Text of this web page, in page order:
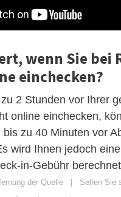
wenn Sie bei
einchecken?
2 Stunden vor Ihrer
online einchecken,
zu 40 Minuten vor
wird Ihnen jedoch eine
in-Gebühr
der Quelle | Sehen Sie